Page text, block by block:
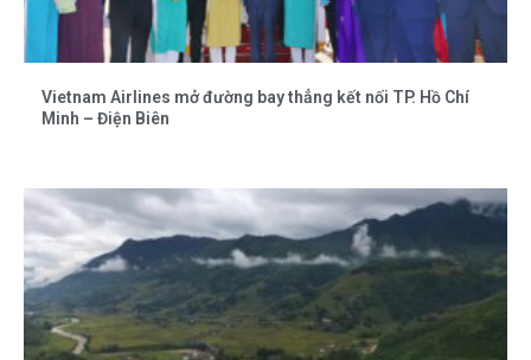
Vietnam Airlines mở đường bay thẳng kết nối TP. Hồ Chí
Minh – Điện Biên